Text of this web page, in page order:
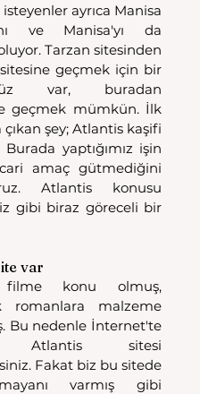
ayrıca Manisa
ve Manisa'yı da
Tarzan sitesinden
geçmek için bir
var, buradan
geçmek mümkün. İlk
çıkan şey; Atlantis kaşifi
Burada yaptığımız işin
amaç gütmediğini
Atlantis konusu
gibi biraz göreceli bir
var
filme konu olmuş,
romanlara malzeme
Bu nedenle İnternet'te
Atlantis sitesi
Fakat biz bu sitede
varmış gibi